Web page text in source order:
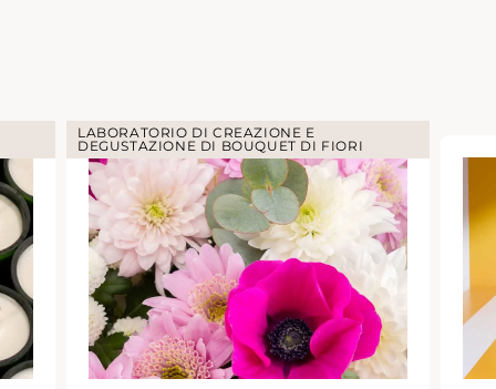
LABORATORIO DI CREAZIONE E
DEGUSTAZIONE DI BOUQUET DI FIORI